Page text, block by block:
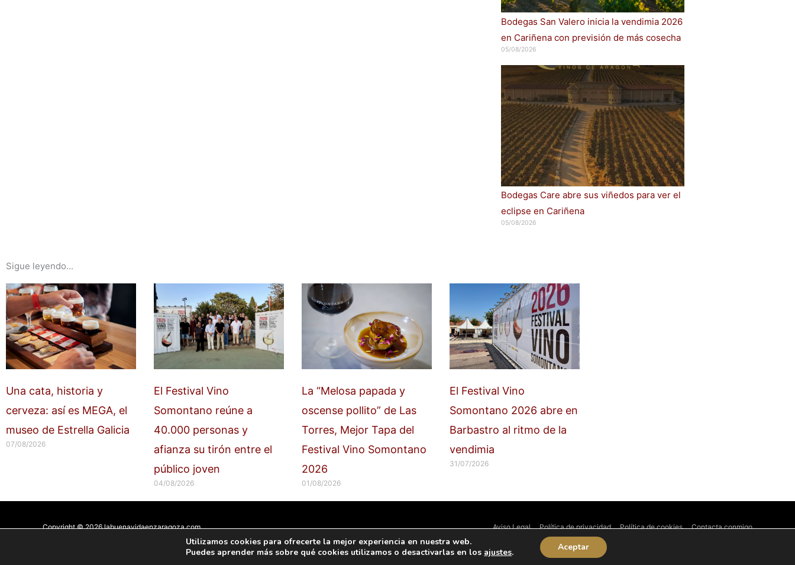
Bodegas San Valero inicia la vendimia 2026
en Cariñena con previsión de más cosecha
05/08/2026
Bodegas Care abre sus viñedos para ver el
eclipse en Cariñena
05/08/2026
Sigue leyendo...
Una cata, historia y
cerveza: así es MEGA, el
museo de Estrella Galicia
07/08/2026
El Festival Vino
Somontano reúne a
40.000 personas y
afianza su tirón entre el
público joven
04/08/2026
La “Melosa papada y
oscense pollito” de Las
Torres, Mejor Tapa del
Festival Vino Somontano
2026
01/08/2026
El Festival Vino
Somontano 2026 abre en
Barbastro al ritmo de la
vendimia
31/07/2026
Copyright © 2026 labuenavidaenzaragoza.com
Mantenimiento web Zaragoza
Aviso Legal Política de privacidad Política de cookies Contacta conmigo
Utilizamos cookies para ofrecerte la mejor experiencia en nuestra web.
Puedes aprender más sobre qué cookies utilizamos o desactivarlas en los ajustes. Aceptar